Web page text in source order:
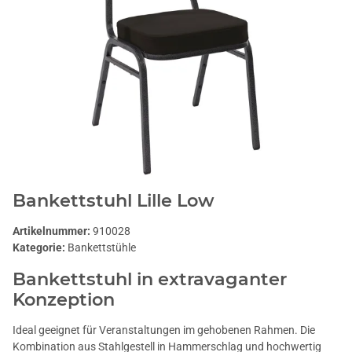
Bankettstuhl Lille Low
Artikelnummer: 910028
Kategorie: Bankettstühle
Bankettstuhl in extravaganter
Konzeption
Ideal geeignet für Veranstaltungen im gehobenen Rahmen. Die
Kombination aus Stahlgestell in Hammerschlag und hochwertig